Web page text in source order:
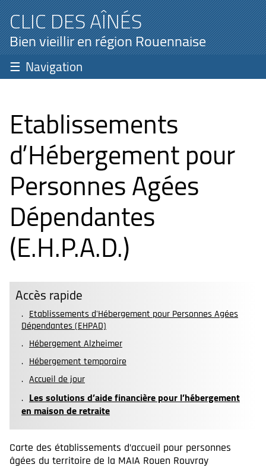
CLIC DES AÎNÉS
Bien vieillir en région Rouennaise
Navigation
Etablissements
d’Hébergement pour
Personnes Agées
Dépendantes
(E.H.P.A.D.)
Accès rapide
Etablissements d'Hébergement pour Personnes Agées
Dépendantes (EHPAD)
Hébergement Alzheimer
Hébergement temporaire
Accueil de jour
Les solutions d’aide financière pour l’hébergement
en maison de retraite
Carte des établissements d’accueil pour personnes
âgées du territoire de la MAIA Rouen Rouvray